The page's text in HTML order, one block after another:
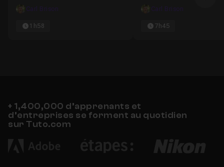
Carl Brison
1h58
Carl Brison
7h45
+ 1,400,000 d’apprenants et
d’entreprises se forment au quotidien
sur Tuto.com